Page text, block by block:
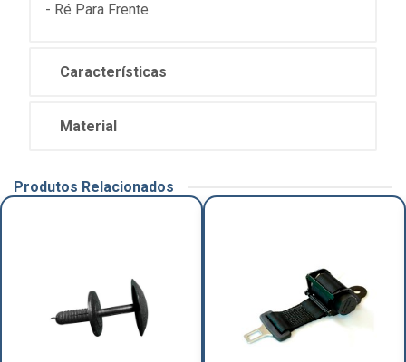
- Ré Para Frente
Características
Material
Produtos Relacionados